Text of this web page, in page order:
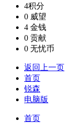
4积分
0 威望
4 金钱
0 贡献
0 无忧币
返回上一页
首页
锐森
电脑版
首页